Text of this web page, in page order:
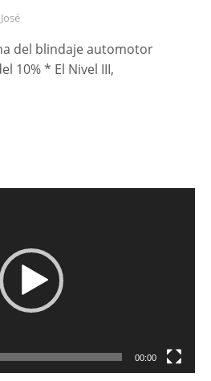
José
del blindaje automotor
10% * El Nivel III,
00:00